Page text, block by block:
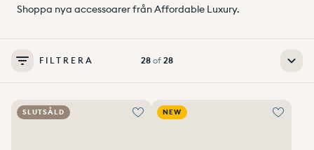
Shoppa nya accessoarer från Affordable Luxury.
FILTRERA 28 of 28
SLUTSÅLD NEW